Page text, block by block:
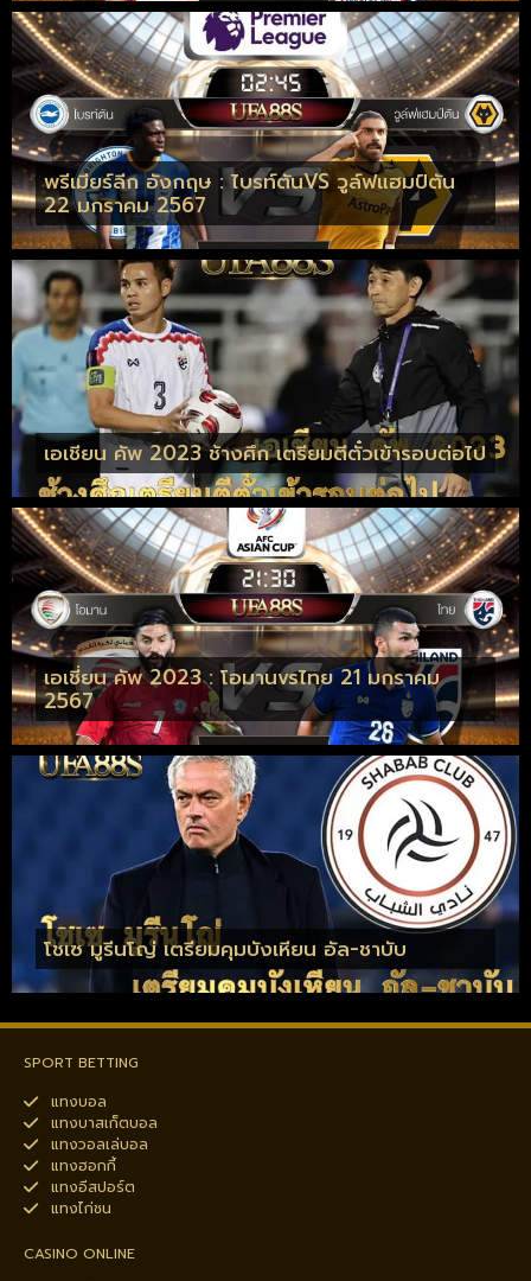
พรีเมียร์ลีก อังกฤษ : ไบรท์ตันVS วูล์ฟแฮมป์ตัน
22 มกราคม 2567
เอเชียน คัพ 2023 ช้างศึก เตรียมตีตั๋วเข้ารอบต่อไป
เอเชี่ยน คัพ 2023 : โอมานvsไทย 21 มกราคม
2567
โชเซ มูรีนโญ่ เตรียมคุมบังเหียน อัล-ชาบับ
SPORT BETTING
แทงบอล
แทงบาสเก็ตบอล
แทงวอลเล่บอล
แทงฮอกกี้
แทงอีสปอร์ต
แทงไก่ชน
CASINO ONLINE